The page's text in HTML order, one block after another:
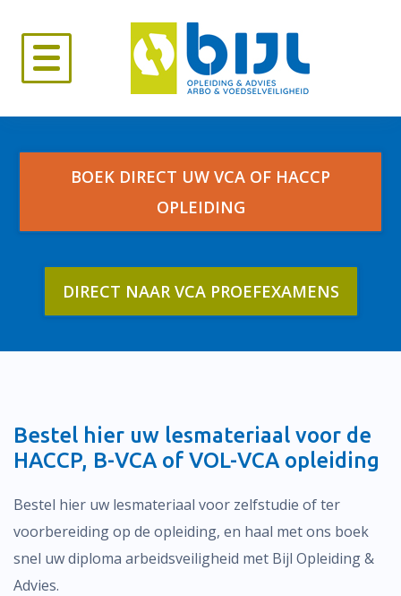
content
BOEK DIRECT UW VCA OF HACCP
OPLEIDING
DIRECT NAAR VCA PROEFEXAMENS
Bestel hier uw lesmateriaal voor de
HACCP, B-VCA of VOL-VCA opleiding
Bestel hier uw lesmateriaal voor zelfstudie of ter
voorbereiding op de opleiding, en haal met ons boek
snel uw diploma arbeidsveiligheid met Bijl Opleiding &
Advies.